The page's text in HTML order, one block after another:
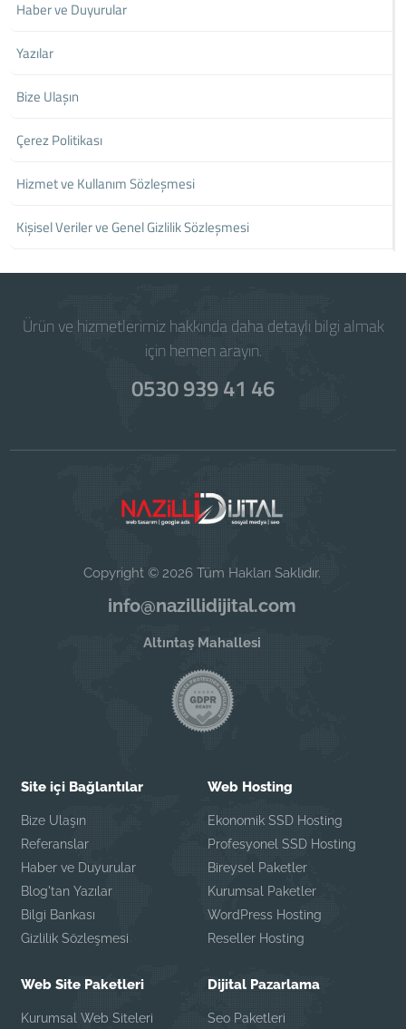
Haber ve Duyurular
Yazılar
Bize Ulaşın
Çerez Politikası
Hizmet ve Kullanım Sözleşmesi
Kişisel Veriler ve Genel Gizlilik Sözleşmesi
Ürün ve hizmetlerimiz hakkında daha detaylı bilgi almak
için hemen arayın.
0530 939 41 46
Copyright © 2026 Tüm Hakları Saklıdır.
info@nazillidijital.com
Altıntaş Mahallesi
Site içi Bağlantılar
Bize Ulaşın
Referanslar
Haber ve Duyurular
Blog'tan Yazılar
Bilgi Bankası
Gizlilik Sözleşmesi
Web Hosting
Ekonomik SSD Hosting
Profesyonel SSD Hosting
Bireysel Paketler
Kurumsal Paketler
WordPress Hosting
Reseller Hosting
Web Site Paketleri
Kurumsal Web Siteleri
Dijital Pazarlama
Seo Paketleri